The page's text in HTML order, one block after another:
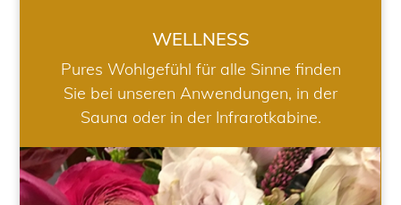
WELLNESS
Pures Wohlgefühl für alle Sinne finden
Sie bei unseren Anwendungen, in der
Sauna oder in der Infrarotkabine.